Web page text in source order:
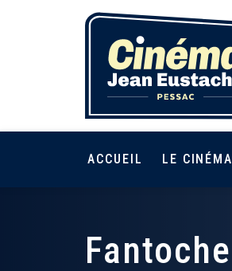
ACCUEIL LE CINÉMA
Fantoche